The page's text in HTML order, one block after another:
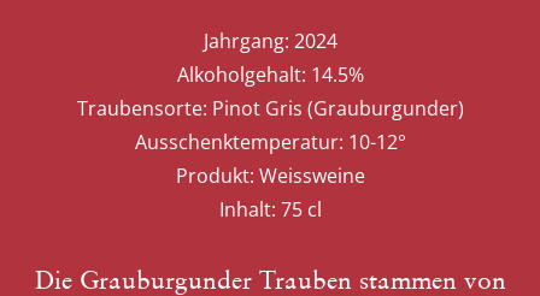
Jahrgang: 2024
Alkoholgehalt: 14.5%
Traubensorte: Pinot Gris (Grauburgunder)
Ausschenktemperatur: 10-12°
Produkt: Weissweine
Inhalt: 75 cl
Die Grauburgunder Trauben stammen von